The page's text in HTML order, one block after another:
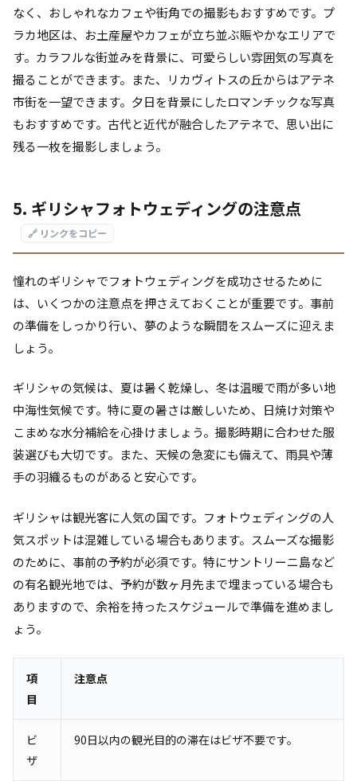
なく、おしゃれなカフェや街角での撮影もおすすめです。プ
ラカ地区は、お土産屋やカフェが立ち並ぶ賑やかなエリアで
す。カラフルな街並みを背景に、可愛らしい雰囲気の写真を
撮ることができます。また、リカヴィトスの丘からはアテネ
市街を一望できます。夕日を背景にしたロマンチックな写真
もおすすめです。古代と近代が融合したアテネで、思い出に
残る一枚を撮影しましょう。
5. ギリシャフォトウェディングの注意点
🔗 リンクをコピー
憧れのギリシャでフォトウェディングを成功させるために
は、いくつかの注意点を押さえておくことが重要です。事前
の準備をしっかり行い、夢のような瞬間をスムーズに迎えま
しょう。
ギリシャの気候は、夏は暑く乾燥し、冬は温暖で雨が多い地
中海性気候です。特に夏の暑さは厳しいため、日焼け対策や
こまめな水分補給を心掛けましょう。撮影時期に合わせた服
装選びも大切です。また、天候の急変にも備えて、雨具や薄
手の羽織るものがあると安心です。
ギリシャは観光客に人気の国です。フォトウェディングの人
気スポットは混雑している場合もあります。スムーズな撮影
のために、事前の予約が必須です。特にサントリーニ島など
の有名観光地では、予約が数ヶ月先まで埋まっている場合も
ありますので、余裕を持ったスケジュールで準備を進めまし
ょう。
項
目
注意点
ビ
ザ
90日以内の観光目的の滞在はビザ不要です。